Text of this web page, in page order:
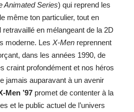
Animated Series) qui reprend les
même ton particulier, tout en
en mélangeant de la 2D
moderne. Les X-Men reprennent
dans les années 1990, de
craint profondément et nos héros
jamais auparavant à un avenir
Men ’97 promet de contenter à la
et le public actuel de l’univers